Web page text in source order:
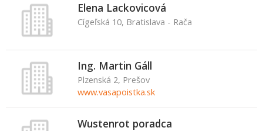
Elena Lackovicová
Cígeľská 10, Bratislava - Rača
Ing. Martin Gáll
Plzenská 2, Prešov
www.vasapoistka.sk
Wustenrot poradca